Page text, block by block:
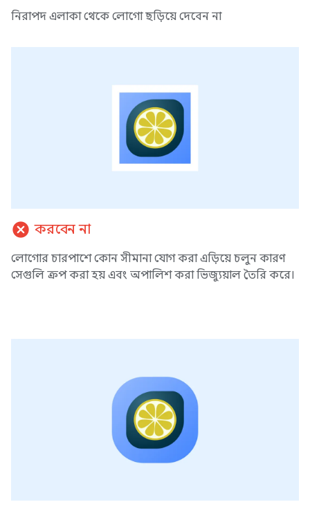
নিরাপদ এলাকা থেকে লোগো ছড়িয়ে দেবেন না
cancel করবেন না
লোগোর চারপাশে কোন সীমানা যোগ করা এড়িয়ে চলুন কারণ
সেগুলি ক্রপ করা হয় এবং অপালিশ করা ভিজ্যুয়াল তৈরি করে।